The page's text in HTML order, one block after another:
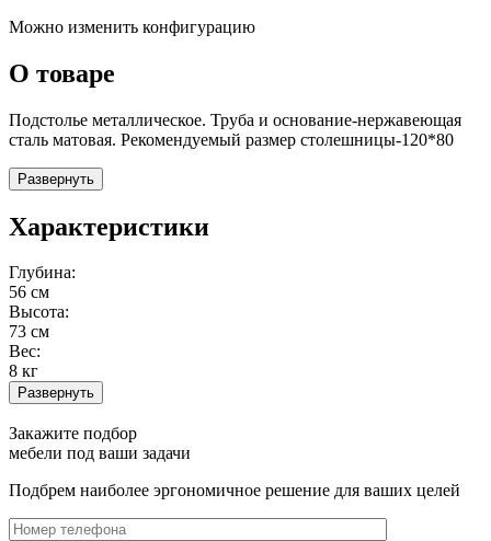
Можно изменить конфигурацию
О товаре
Подстолье металлическое. Труба и основание-нержавеющая
сталь матовая. Рекомендуемый размер столешницы-120*80
Развернуть
Характеристики
Глубина:
56 см
Высота:
73 см
Вес:
8 кг
Развернуть
Закажите подбор
мебели под ваши задачи
Подбрем наиболее эргономичное решение для ваших целей